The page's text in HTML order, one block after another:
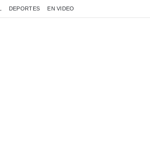
DEPORTES EN VIDEO